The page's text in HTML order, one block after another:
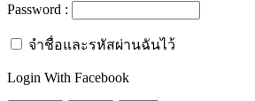
Password :
จำชื่อและรหัสผ่านฉันไว้
Login With Facebook